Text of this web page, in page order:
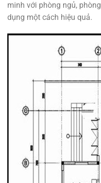
minh với phòng ngủ,
dụng một cách hiệu quả.